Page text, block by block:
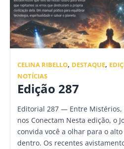
CELINA RIBELLO, DESTAQUE,
NOTÍCIAS
Edição 287
Editorial 287 — Entre Mistérios,
nos Conectam Nesta edição, o
convida você a olhar para o
dentro. Os recentes